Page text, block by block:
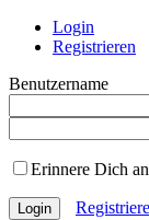
Login
Registrieren
Benutzername
Erinnere Dich